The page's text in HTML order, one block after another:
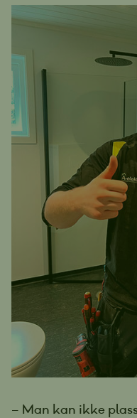
– Man kan ikke